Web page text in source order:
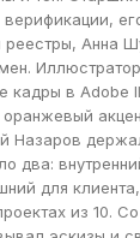
реестры, Анна
кадры в Adobe
оранжевый
Назаров
два:
для
из 10.